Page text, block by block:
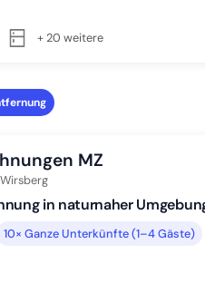
+ 20 weitere
MZ
Wirsberg
in naturnaher
10× Ganze Unterkünfte (1–4 Gäste)